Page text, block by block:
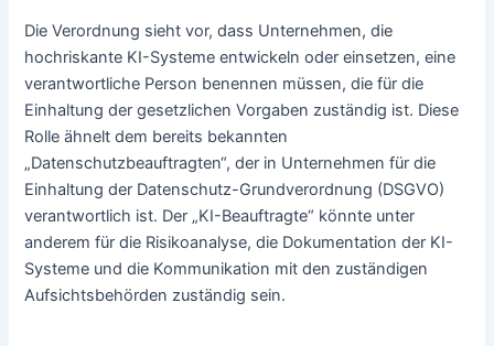
Die Verordnung sieht vor, dass Unternehmen, die
hochriskante KI-Systeme entwickeln oder einsetzen, eine
verantwortliche Person benennen müssen, die für die
Einhaltung der gesetzlichen Vorgaben zuständig ist. Diese
Rolle ähnelt dem bereits bekannten
„Datenschutzbeauftragten“, der in Unternehmen für die
Einhaltung der Datenschutz-Grundverordnung (DSGVO)
verantwortlich ist. Der „KI-Beauftragte“ könnte unter
anderem für die Risikoanalyse, die Dokumentation der KI-
Systeme und die Kommunikation mit den zuständigen
Aufsichtsbehörden zuständig sein.